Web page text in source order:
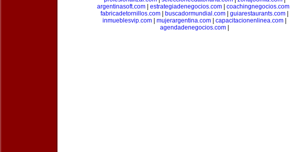
argentinasoft.com| estrategiadenegocios.com| coachingnegocios.com|
fabricadetornillos.com
buscadormundial.com guiarestaurants.com
inmueblesvip.com
mujerargentina.com capacitacionenlinea.com
agendadenegocios.com